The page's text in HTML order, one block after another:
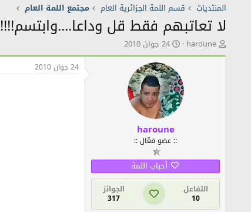
المنتديات
قسم اللمة الجزائرية العام مجتمع اللمة العام
لا تعاتبهم فقط قل وداعا....وابتسم!!!!
ك
ا
haroune ت
ا
ر
ي
خ
ا
ل
ن
ش
ر
24 جوان 2010
haroune
:: عضو فعّال ::
أحباب اللمة
التفاعل
10
الجوائز
317
24 جوان 2010